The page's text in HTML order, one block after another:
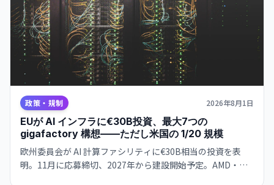
政策・規制 2026年8月1日
EUが AI インフラに€30B投資、最大7つの
gigafactory 構想——ただし米国の 1/20 規模
欧州委員会が AI 計算ファシリティに€30B相当の投資を表
明。11月に応募締切、2027年から建設開始予定。AMD・